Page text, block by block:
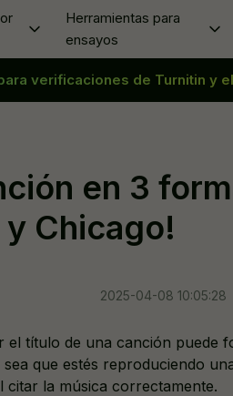
de IA
de Ensayo
en IA
de Matemáticas IA
Herramientas para
ensayos
verificaciones de Turnitin y
en 3
Chicago!
2025-04-08 10:05:28
el título de una canción puede
que estés reproduciendo
la música correctamente.